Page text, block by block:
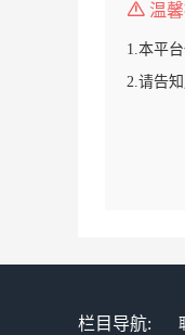
温
1.本平
2.请告
栏目导航: